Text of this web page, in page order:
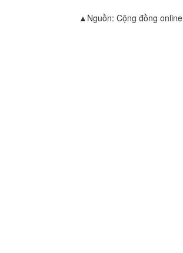
▲Nguồn: Cộng đồng online